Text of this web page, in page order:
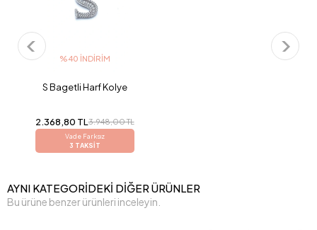
%40 İNDIRIM
S Bagetli Harf Kolye
2.368,80 TL3.948,00 TL
Vade Farksız
3 TAKSİT
AYNI KATEGORİDEKİ DİĞER ÜRÜNLER
Bu ürüne benzer ürünleri inceleyin.